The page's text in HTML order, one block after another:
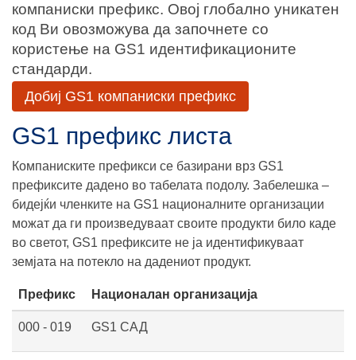
компаниски префикс. Овој глобално уникатен
код Ви овозможува да започнете со
користење на GS1 идентификационите
стандарди.
Добиј GS1 компаниски префикс
GS1 префикс листа
Компаниските префикси се базирани врз GS1
префиксите дадено во табелата подолу. Забелешка –
бидејќи членките на GS1 националните организации
можат да ги произведуваат своите продукти било каде
во светот, GS1 префиксите не ја идентификуваат
земјата на потекло на дадениот продукт.
Префикс Националан организација
000 - 019 GS1 САД